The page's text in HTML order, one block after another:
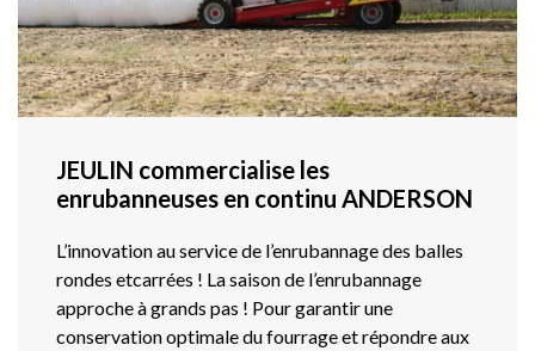
JEULIN commercialise les
enrubanneuses en continu ANDERSON
L’innovation au service de l’enrubannage des balles
rondes etcarrées ! La saison de l’enrubannage
approche à grands pas ! Pour garantir une
conservation optimale du fourrage et répondre aux